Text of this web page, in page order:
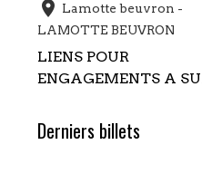
Lamotte beuvron -
LAMOTTE BEUVRON
LIENS POUR
ENGAGEMENTS A
Derniers billets